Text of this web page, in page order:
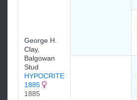
George H.
Clay,
Balgowan
Stud
HYPOCRITE
1885
1885